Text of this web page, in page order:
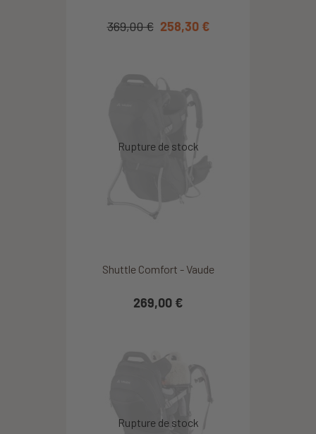
369,00 € 258,30 €
Shuttle Comfort - Vaude
269,00 €